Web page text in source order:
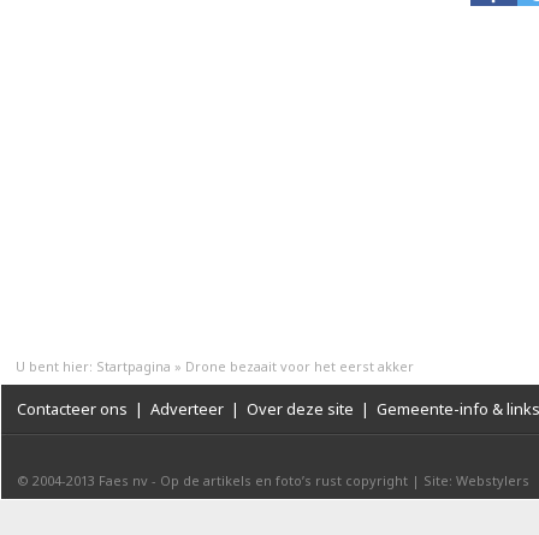
U bent hier: Startpagina » Drone bezaait voor het eerst akker
Contacteer ons | Adverteer | Over deze site | Gemeente-info & links
© 2004-2013 Faes nv - Op de artikels en foto’s rust copyright | Site: Webstylers